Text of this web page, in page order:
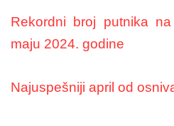
Rekordni broj putnika
maju 2024. godine
Najuspešniji april od